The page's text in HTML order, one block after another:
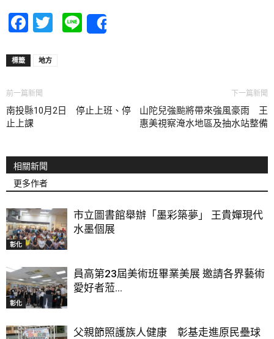
Facebook
Twitter
Line
標籤 地方
前一篇新聞
南投縣10月2日 停止上班、停
止上課
下一篇新聞
山陀兒強颱將帶來強風豪雨 王
惠美視察淹水地區及抽水站整備
相關新聞
更多作者
彰化
市立圖書館舉辦「墨彩築夢」 王貴嬋現代
水墨個展
彰化
員高第23屆美術班畢業美展 邀請各界藝術
愛好者蒞...
父親節照護族人健康 彰基走進原民壘球